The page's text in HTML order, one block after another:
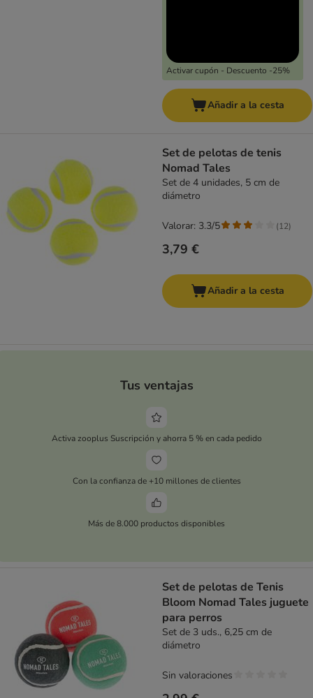
Activar cupón - Descuento -25%
Añadir a la cesta
Set de pelotas de tenis
Nomad Tales
Set de 4 unidades, 5 cm de
diámetro
3,79 €
Valorar: 3.3/5 (12)
Añadir a la cesta
Tus ventajas
Activa zooplus Suscripción y ahorra 5 % en cada pedido
Con la confianza de +10 millones de clientes
Más de 8.000 productos disponibles
Set de pelotas de Tenis
Bloom Nomad Tales juguete
para perros
Set de 3 uds., 6,25 cm de
diámetro
Sin valoraciones